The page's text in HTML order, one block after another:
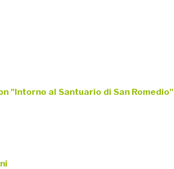
"Intorno al Santuario di San Romedio"